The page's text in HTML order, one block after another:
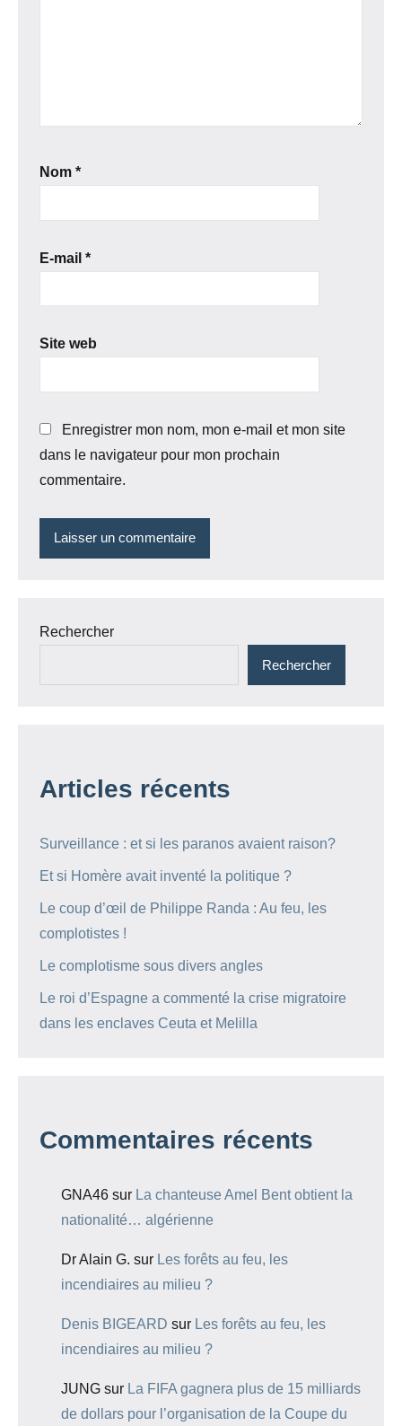
Nom *
E-mail *
Site web
Enregistrer mon nom, mon e-mail et mon site
dans le navigateur pour mon prochain
commentaire.
Rechercher
Rechercher
Articles récents
Surveillance : et si les paranos avaient raison?
Et si Homère avait inventé la politique ?
Le coup d’œil de Philippe Randa : Au feu, les
complotistes !
Le complotisme sous divers angles
Le roi d’Espagne a commenté la crise migratoire
dans les enclaves Ceuta et Melilla
Commentaires récents
GNA46 sur La chanteuse Amel Bent obtient la
nationalité… algérienne
Dr Alain G. sur Les forêts au feu, les
incendiaires au milieu ?
Denis BIGEARD sur Les forêts au feu, les
incendiaires au milieu ?
JUNG sur La FIFA gagnera plus de 15 milliards
de dollars pour l’organisation de la Coupe du